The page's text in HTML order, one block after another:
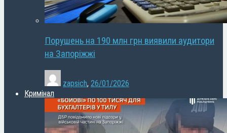
Порушень на 190 млн грн виявили аудитори
на Запоріжжі
zapsich, 26/01/2026
Кримінал